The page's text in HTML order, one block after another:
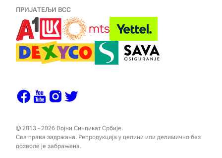
ПРИЈАТЕЉИ ВСС
© 2013 - 2026 Војни Синдикат Србије.
Сва права задржана. Репродукција у целини или делимично без
дозволе је забрањена.